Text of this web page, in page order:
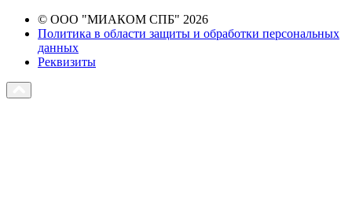
© ООО "МИАКОМ СПБ" 2026
Политика в области защиты и обработки персональных
данных
Реквизиты